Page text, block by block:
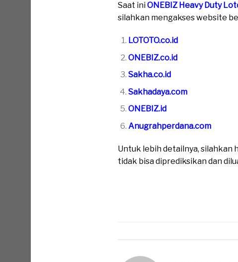
Saat iniONEBIZ Heavy Duty
silahkan mengakses website
LOTOTO.co.id
ONEBIZ.co.id
Sakha.co.id
Sakhadaya.com
ONEBIZ.id
Anugrahperdana.com
Untuk lebih detailnya, silahkan
tidak bisa diprediksikan dan